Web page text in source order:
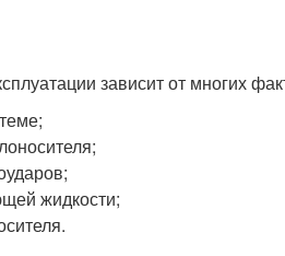
зависит от многих
жидкости;